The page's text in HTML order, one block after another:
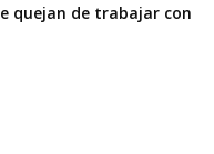
quejan de trabajar con